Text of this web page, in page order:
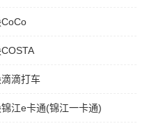
滴打车
江e卡通(锦江一卡通)